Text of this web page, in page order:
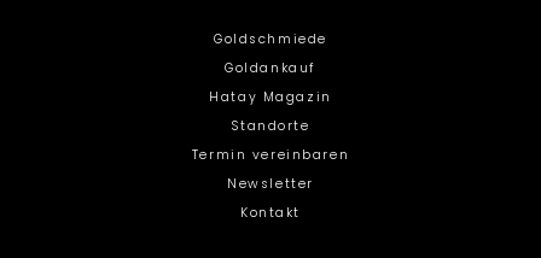
Goldschmiede
Goldankauf
Hatay Magazin
Standorte
Termin vereinbaren
Newsletter
Kontakt